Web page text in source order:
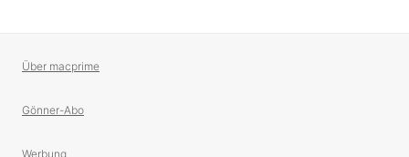
Über macprime
Gönner-Abo
Werbung